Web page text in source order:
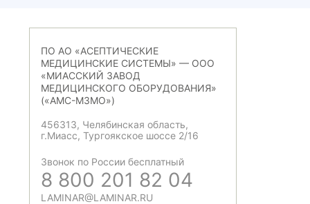
ПО АО «АСЕПТИЧЕСКИЕ
МЕДИЦИНСКИЕ СИСТЕМЫ» — ООО
«МИАССКИЙ ЗАВОД
МЕДИЦИНСКОГО ОБОРУДОВАНИЯ»
(«АМС-МЗМО»)
456313, Челябинская область,
г.Миасс, Тургоякское шоссе 2/16
Звонок по России бесплатный
8 800 201 82 04
LAMINAR@LAMINAR.RU